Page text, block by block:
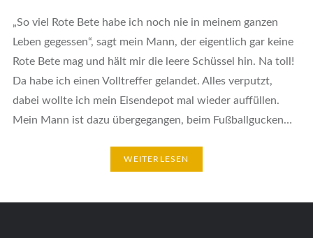
„So viel Rote Bete habe ich noch nie in meinem ganzen
Leben gegessen“, sagt mein Mann, der eigentlich gar keine
Rote Bete mag und hält mir die leere Schüssel hin. Na toll!
Da habe ich einen Volltreffer gelandet. Alles verputzt,
dabei wollte ich mein Eisendepot mal wieder auffüllen.
Mein Mann ist dazu übergegangen, beim Fußballgucken…
WEITERLESEN